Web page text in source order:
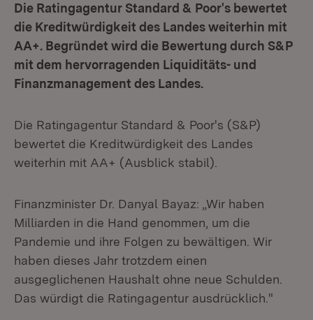
Die Ratingagentur Standard & Poor's bewertet
die Kreditwürdigkeit des Landes weiterhin mit
AA+. Begründet wird die Bewertung durch S&P
mit dem hervorragenden Liquiditäts- und
Finanzmanagement des Landes.
Die Ratingagentur Standard & Poor's (S&P)
bewertet die Kreditwürdigkeit des Landes
weiterhin mit AA+ (Ausblick stabil).
Finanzminister Dr. Danyal Bayaz: „Wir haben
Milliarden in die Hand genommen, um die
Pandemie und ihre Folgen zu bewältigen. Wir
haben dieses Jahr trotzdem einen
ausgeglichenen Haushalt ohne neue Schulden.
Das würdigt die Ratingagentur ausdrücklich."